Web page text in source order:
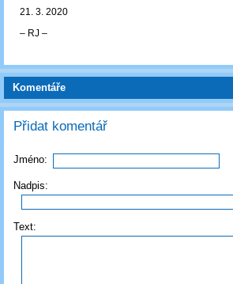
21. 3. 2020
‒ RJ ‒
Komentáře
Přidat komentář
Jméno:
Nadpis:
Text: